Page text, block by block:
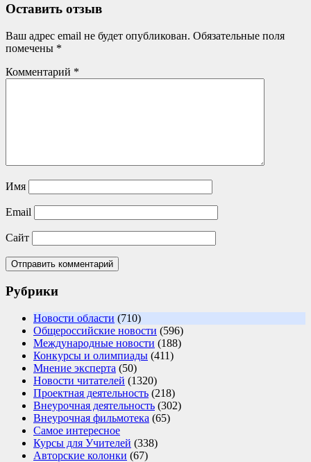
Оставить отзыв
Ваш адрес email не будет опубликован. Обязательные поля
помечены *
Комментарий *
Имя
Email
Сайт
Рубрики
Новости области (710)
Общероссийские новости (596)
Международные новости (188)
Конкурсы и олимпиады (411)
Мнение эксперта (50)
Новости читателей (1320)
Проектная деятельность (218)
Внеурочная деятельность (302)
Внеурочная фильмотека (65)
Самое интересное
Курсы для Учителей (338)
Авторские колонки (67)